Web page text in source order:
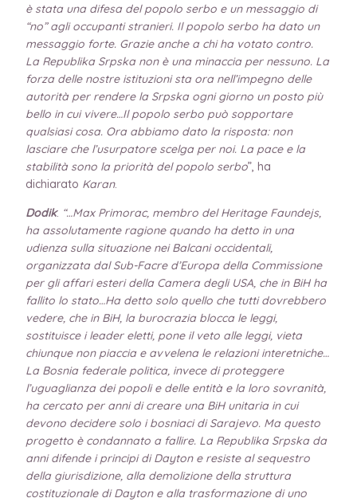
è stata una difesa del popolo serbo e un messaggio di
“no” agli occupanti stranieri. Il popolo serbo ha dato un
messaggio forte. Grazie anche a chi ha votato contro.
La Republika Srpska non è una minaccia per nessuno. La
forza delle nostre istituzioni sta ora nell’impegno delle
autorità per rendere la Srpska ogni giorno un posto più
bello in cui vivere…Il popolo serbo può sopportare
qualsiasi cosa. Ora abbiamo dato la risposta: non
lasciare che l’usurpatore scelga per noi. La pace e la
stabilità sono la priorità del popolo serbo”, ha
dichiarato Karan.
Dodik: “…Max Primorac, membro del Heritage Faundejs,
ha assolutamente ragione quando ha detto in una
udienza sulla situazione nei Balcani occidentali,
organizzata dal Sub-Facre d’Europa della Commissione
per gli affari esteri della Camera degli USA, che in BiH ha
fallito lo stato…Ha detto solo quello che tutti dovrebbero
vedere, che in BiH, la burocrazia blocca le leggi,
sostituisce i leader eletti, pone il veto alle leggi, vieta
chiunque non piaccia e avvelena le relazioni interetniche…
La Bosnia federale politica, invece di proteggere
l’uguaglianza dei popoli e delle entità e la loro sovranità,
ha cercato per anni di creare una BiH unitaria in cui
devono decidere solo i bosniaci di Sarajevo. Ma questo
progetto è condannato a fallire. La Republika Srpska da
anni difende i principi di Dayton e resiste al sequestro
della giurisdizione, alla demolizione della struttura
costituzionale di Dayton e alla trasformazione di uno